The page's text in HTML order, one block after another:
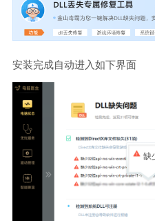
安装完成自动进入如下界面
缺